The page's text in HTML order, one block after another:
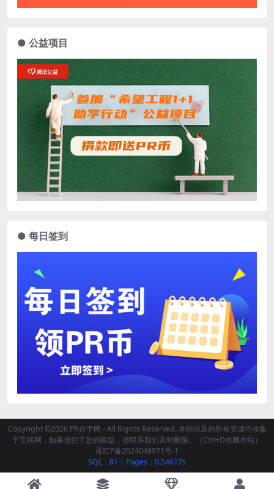
● 公益项目
● 每日签到
Copyright ©2026 PR自学网 - All Rights Reserved. 本站涉及的所有资源均收集
于互联网，如果侵犯了您的权益，请联系我们及时删除。（Ctrl+D收藏本站）
晋ICP备2024048971号-1
SQL：81 | Pages：0.54617s